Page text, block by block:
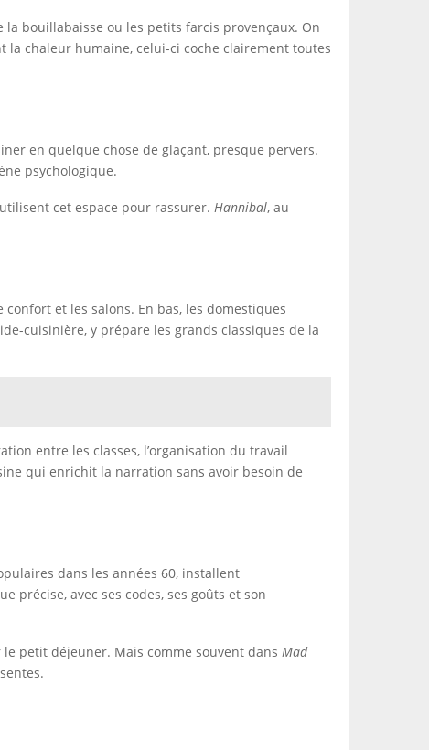
bouillabaisse ou les petits farcis provençaux. On
chaleur humaine, celui-ci coche clairement toutes
en quelque chose de glaçant, presque pervers.
psychologique.
cet espace pour rassurer. Hannibal, au
et les salons. En bas, les domestiques
cuisinière, y prépare les grands classiques de la
entre les classes, l’organisation du travail
qui enrichit la narration sans avoir besoin de
dans les années 60, installent
précise, avec ses codes, ses goûts et son
petit déjeuner. Mais comme souvent dans Mad